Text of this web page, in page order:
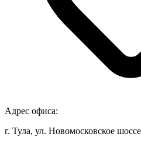
Адрес офиса:
г. Тула, ул. Новомосковское